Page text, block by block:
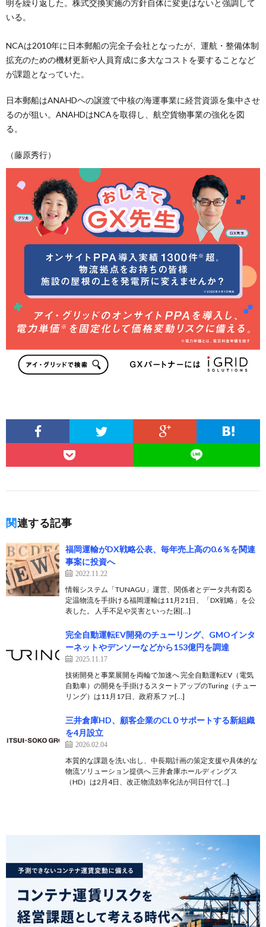
明を繰り返した。株式交換実施の方針自体に変更はないと強調して
いる。
NCAは2010年に日本郵船の完全子会社となったが、運航・整備体制
拡充のための機材更新や人員育成に多大なコストを要することなど
が課題となっていた。
日本郵船はANAHDヘの譲渡で中核の海運事業に経営資源を集中させ
るのが狙い。ANAHDはNCAを取得し、航空貨物事業の強化を図
る。
（藤原秀行）
関連する記事
福岡運輸がDX戦略公表、毎年売上高の0.6％を関連
事案に投資へ
2022.11.22
情報システム「TUNAGU」運営、関係者とデータ共有図る
定温物流を手掛ける福岡運輸は11月21日、「DX戦略」を公
表した。 人手不足や災害といった困[…]
完全自動運転EV開発のチューリング、GMOインタ
ーネットやデンソーなどから153億円を調達
2025.11.17
技術開発と事業展開を両輪で加速へ 完全自動運転EV（電気
自動車）の開発を手掛けるスタートアップのTuring（チュー
リング）は11月17日、政府系ファ[…]
三井倉庫HD、顧客企業のCLＯサポートする新組織
を4月設立
2026.02.04
本質的な課題を洗い出し、中長期計画の策定支援や具体的な
物流ソリューション提供へ 三井倉庫ホールディングス
（HD）は2月4日、改正物流効率化法が同日付で[…]